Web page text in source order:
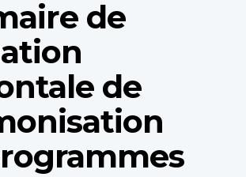
de
de